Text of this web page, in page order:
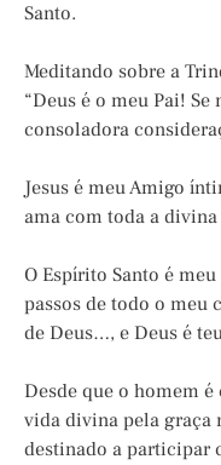
Santo.
Meditando sobre a
“Deus é o meu Pai!
consoladora
Jesus é meu Amigo
ama com toda a
O Espírito Santo é
passos de todo o meu
de Deus…, e Deus é
Desde que o homem
vida divina pela graça
destinado a participar